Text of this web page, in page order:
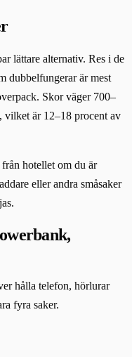
lättare alternativ. Res i de
dubbelfungerar är mest
Skor väger 700–
vilket är 12–18 procent av
hotellet om du är
eller andra småsaker
hålla telefon, hörlurar
fyra saker.